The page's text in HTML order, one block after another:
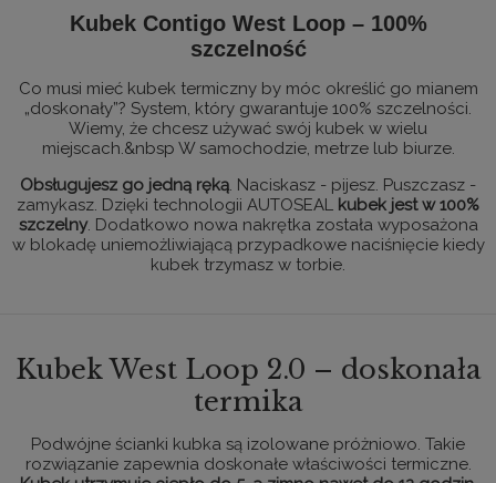
Kubek Contigo West Loop – 100%
szczelność
Co musi mieć kubek termiczny by móc określić go mianem
„doskonały”? System, który gwarantuje 100% szczelności.
Wiemy, że chcesz używać swój kubek w wielu
miejscach.&nbsp W samochodzie, metrze lub biurze.
Obsługujesz go jedną ręką. Naciskasz - pijesz. Puszczasz -
zamykasz. Dzięki technologii AUTOSEAL kubek jest w 100%
szczelny. Dodatkowo nowa nakrętka została wyposażona
w blokadę uniemożliwiającą przypadkowe naciśnięcie kiedy
kubek trzymasz w torbie.
Kubek West Loop 2.0 – doskonała
termika
Podwójne ścianki kubka są izolowane próżniowo. Takie
rozwiązanie zapewnia doskonałe właściwości termiczne.